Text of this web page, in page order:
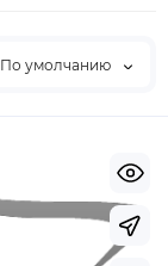
По умолчанию